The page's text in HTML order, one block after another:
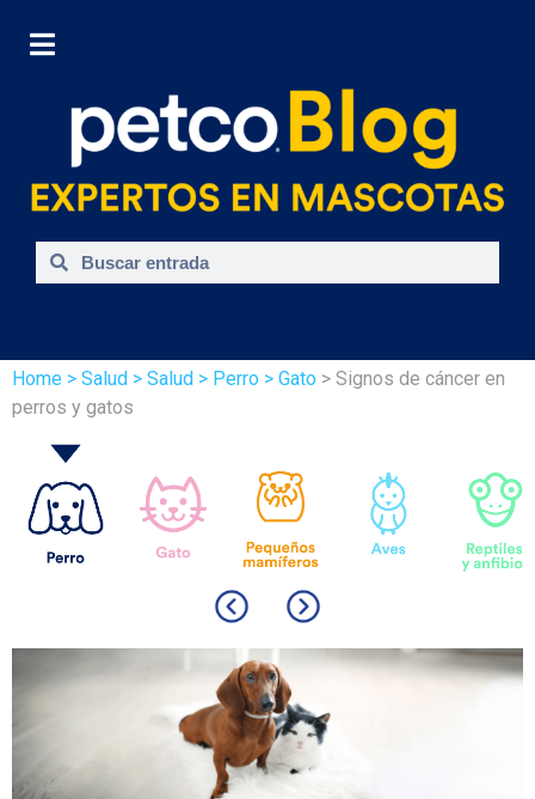
Home > Salud > Salud > Perro > Gato > Signos de cáncer en
perros y gatos